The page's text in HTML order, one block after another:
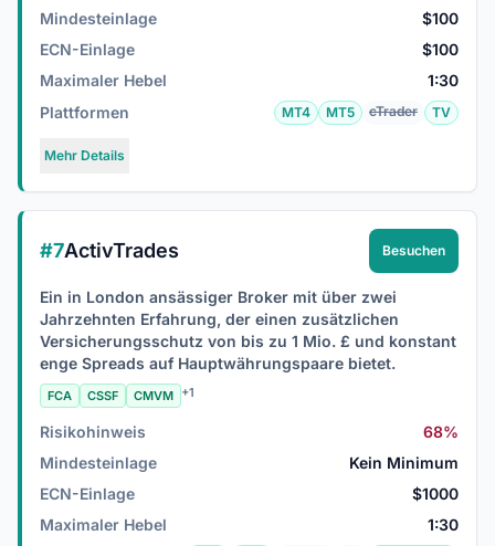
Mindesteinlage
$100
ECN-Einlage
$100
Maximaler Hebel
1:30
Plattformen
MT4 MT5 cTrader TV
Mehr Details
#7ActivTrades Besuchen
Ein in London ansässiger Broker mit über zwei
Jahrzehnten Erfahrung, der einen zusätzlichen
Versicherungsschutz von bis zu 1 Mio. £ und konstant
enge Spreads auf Hauptwährungspaare bietet.
FCA CSSF CMVM +1
Risikohinweis
68%
Mindesteinlage
Kein Minimum
ECN-Einlage
$1000
Maximaler Hebel
1:30